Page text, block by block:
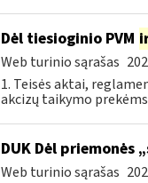
Dėl tiesioginio PVM
Web turinio sąrašas
1. Teisės aktai,
akcizų taikymo
DUK Dėl
Web turinio sąrašas